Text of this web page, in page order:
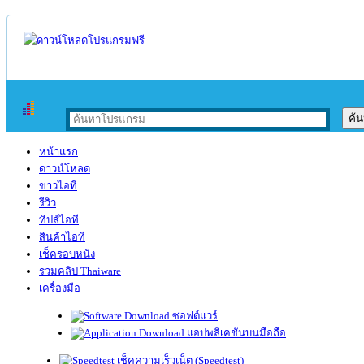
หน้าแรก
ดาวน์โหลด
ข่าวไอที
รีวิว
ทิปส์ไอที
สินค้าไอที
เช็ครอบหนัง
รวมคลิป Thaiware
เครื่องมือ
ซอฟต์แวร์
แอปพลิเคชันบนมือถือ
เช็คความเร็วเน็ต (Speedtest)